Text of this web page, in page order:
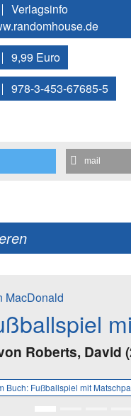
Verlagsinfo
9,99 Euro
978-3-453-67685-5
mail
MacDonald
Roberts, David
Buch: Fußballspiel mit